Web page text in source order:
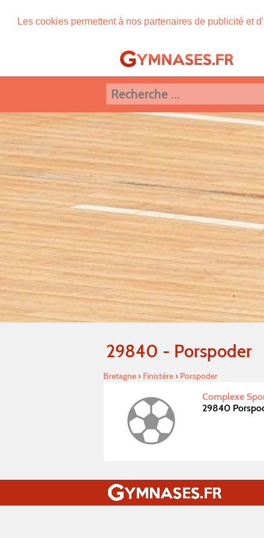
Les cookies permettent à nos partenaires de publicité et
29840 - Porspoder
Bretagne› Finistére› Porspoder
Complexe
29840